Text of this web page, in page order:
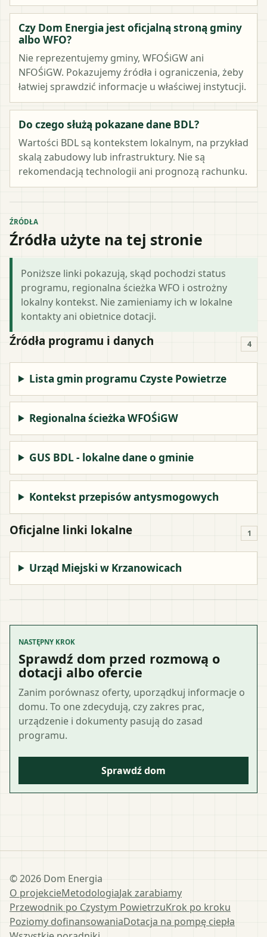
Czy Dom Energia jest oficjalną stroną gminy
albo WFO?
Nie reprezentujemy gminy, WFOŚiGW ani
NFOŚiGW. Pokazujemy źródła i ograniczenia, żeby
łatwiej sprawdzić informacje u właściwej instytucji.
Do czego służą pokazane dane BDL?
Wartości BDL są kontekstem lokalnym, na przykład
skalą zabudowy lub infrastruktury. Nie są
rekomendacją technologii ani prognozą rachunku.
ŹRÓDŁA
Źródła użyte na tej stronie
Poniższe linki pokazują, skąd pochodzi status
programu, regionalna ścieżka WFO i ostrożny
lokalny kontekst. Nie zamieniamy ich w lokalne
kontakty ani obietnice dotacji.
Źródła programu i danych 4
Lista gmin programu Czyste Powietrze
Regionalna ścieżka WFOŚiGW
GUS BDL - lokalne dane o gminie
Kontekst przepisów antysmogowych
Oficjalne linki lokalne 1
Urząd Miejski w Krzanowicach
NASTĘPNY KROK
Sprawdź dom przed rozmową o
dotacji albo ofercie
Zanim porównasz oferty, uporządkuj informacje o
domu. To one zdecydują, czy zakres prac,
urządzenie i dokumenty pasują do zasad
programu.
Sprawdź dom
©2026 Dom Energia
O projekcieMetodologiaJak zarabiamy
Przewodnik po Czystym PowietrzuKrok po kroku
Poziomy dofinansowaniaDotacja na pompę ciepła